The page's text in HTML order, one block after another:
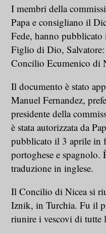
I membri della
Papa e consigliano il
Fede, hanno
Figlio di Dio,
Concilio Ecumenico di
Il documento è stato
Manuel Fernandez,
presidente della
è stata autorizzata da
pubblicato il 3 aprile in
portoghese e spagnolo.
traduzione in inglese.
Il Concilio di Nicea si
Iznik, in Turchia. Fu il
riunire i vescovi di tutte